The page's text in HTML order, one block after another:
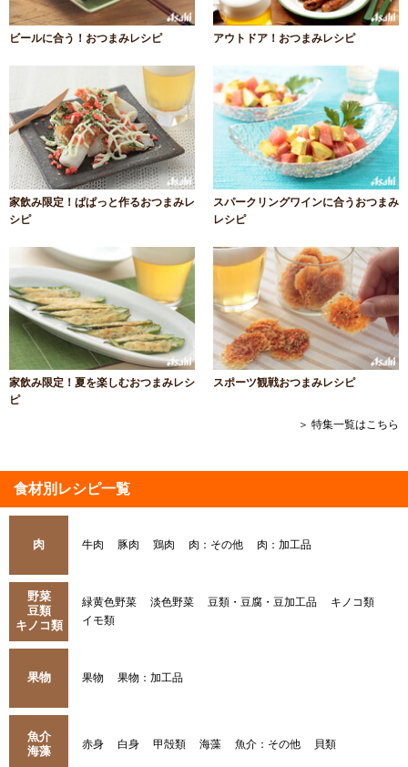
ビールに合う！おつまみレシピ アウトドア！おつまみレシピ
家飲み限定！ぱぱっと作るおつまみレ
シピ
スパークリングワインに合うおつまみ
レシピ
家飲み限定！夏を楽しむおつまみレシ
ピ
スポーツ観戦おつまみレシピ
＞ 特集一覧はこちら
食材別レシピ一覧
肉 牛肉 豚肉 鶏肉 肉：その他 肉：加工品
野菜
豆類
キノコ類
緑黄色野菜 淡色野菜 豆類・豆腐・豆加工品
キノコ類
イモ類
果物 果物 果物：加工品
魚介
海藻
赤身 白身 甲殻類 海藻 魚介：その他 貝類